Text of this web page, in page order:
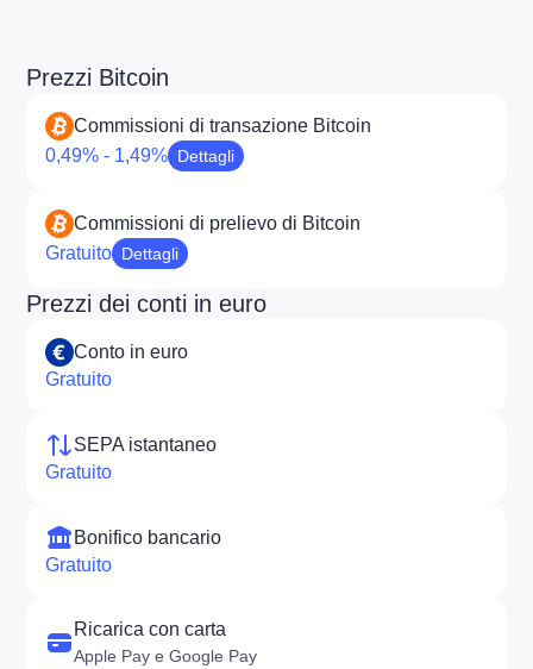
Prezzi Bitcoin
Commissioni di transazione Bitcoin
0,49% - 1,49% Dettagli
Commissioni di prelievo di Bitcoin
Gratuito Dettagli
Prezzi dei conti in euro
Conto in euro
Gratuito
SEPA istantaneo
Gratuito
Bonifico bancario
Gratuito
Ricarica con carta
Apple Pay e Google Pay